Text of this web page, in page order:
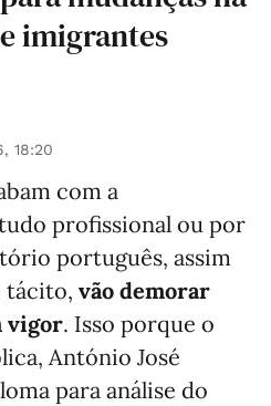
imigrantes
18:20
com a
profissional ou por
português, assim
tácito, vão demorar
vigor. Isso porque o
António José
para análise do